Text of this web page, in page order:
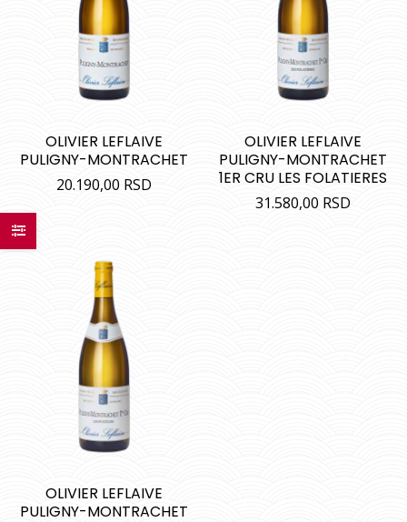
OLIVIER LEFLAIVE
PULIGNY-MONTRACHET
20.190,00 RSD
OLIVIER LEFLAIVE
PULIGNY-MONTRACHET
1ER CRU LES FOLATIERES
31.580,00 RSD
OLIVIER LEFLAIVE
PULIGNY-MONTRACHET